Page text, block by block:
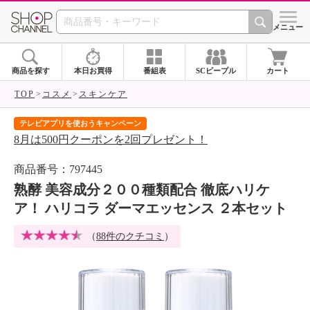
SHOP CHANNEL シメニュー
商品を探す 本日お買得 番組表 SCピープル カート
TOP コスメ スキンケア
テレビアプリを使おうキャンペーン
8月は500円クーポンを2回プレゼント！
商品番号：797445
熟酵 美容成分２００種類配合 徹底ハリケ
ア！ ハリコラ ダーマエッセンス ２本セット
（88件のクチコミ ）